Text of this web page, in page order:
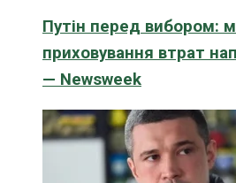
Путін перед вибором:
приховування втрат
— Newsweek